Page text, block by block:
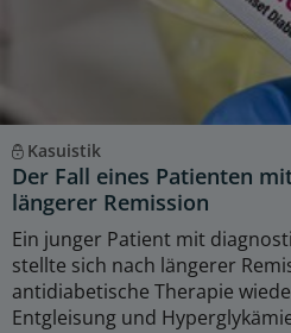
Kasuistik
Der Fall eines Patienten
längerer Remission
Ein junger Patient mit
stellte sich nach längerer
antidiabetische Therapie
Entgleisung und